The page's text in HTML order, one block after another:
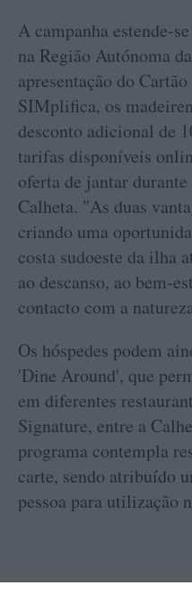
A campanha estende-
na Região Autónoma
apresentação do
SIMplifica, os
desconto adicional de
tarifas disponíveis
oferta de jantar
Calheta. "As duas
criando uma
costa sudoeste da ilha
ao descanso, ao bem-
contacto com a
Os hóspedes podem
'Dine Around', que
em diferentes
Signature, entre a
programa contempla
carte, sendo atribuído
pessoa para utilização